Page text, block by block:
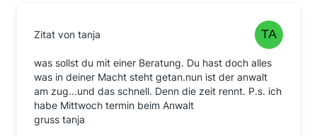
Zitat von tanja
was sollst du mit einer Beratung. Du hast doch alles
was in deiner Macht steht getan.nun ist der anwalt
am zug...und das schnell. Denn die zeit rennt. P.s. ich
habe Mittwoch termin beim Anwalt
gruss tanja